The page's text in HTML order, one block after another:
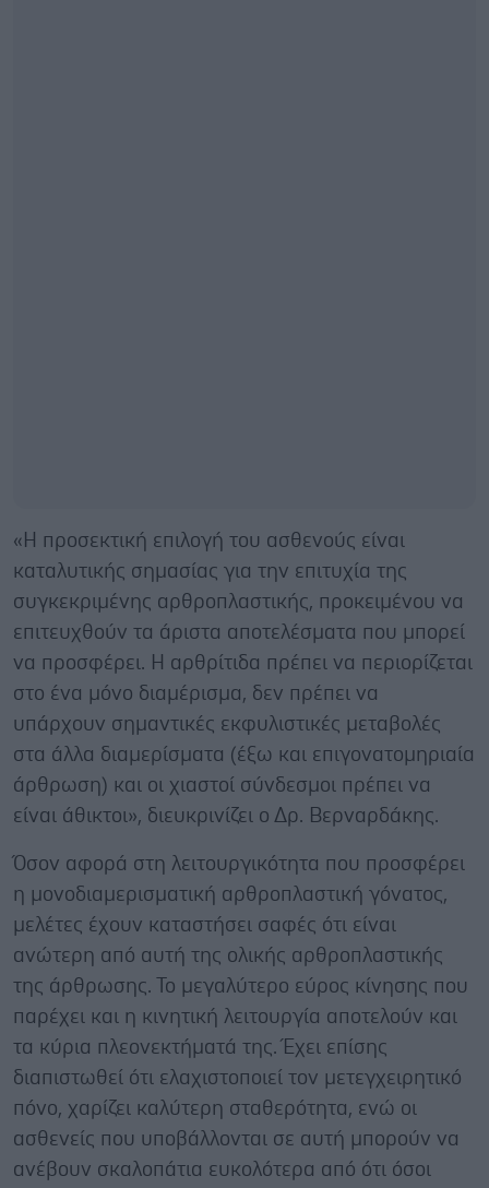
«Η προσεκτική επιλογή του ασθενούς είναι
καταλυτικής σημασίας για την επιτυχία της
συγκεκριμένης αρθροπλαστικής, προκειμένου να
επιτευχθούν τα άριστα αποτελέσματα που μπορεί
να προσφέρει. Η αρθρίτιδα πρέπει να περιορίζεται
στο ένα μόνο διαμέρισμα, δεν πρέπει να
υπάρχουν σημαντικές εκφυλιστικές μεταβολές
στα άλλα διαμερίσματα (έξω και επιγονατομηριαία
άρθρωση) και οι χιαστοί σύνδεσμοι πρέπει να
είναι άθικτοι», διευκρινίζει ο Δρ. Βερναρδάκης.
Όσον αφορά στη λειτουργικότητα που προσφέρει
η μονοδιαμερισματική αρθροπλαστική γόνατος,
μελέτες έχουν καταστήσει σαφές ότι είναι
ανώτερη από αυτή της ολικής αρθροπλαστικής
της άρθρωσης. Το μεγαλύτερο εύρος κίνησης που
παρέχει και η κινητική λειτουργία αποτελούν και
τα κύρια πλεονεκτήματά της. Έχει επίσης
διαπιστωθεί ότι ελαχιστοποιεί τον μετεγχειρητικό
πόνο, χαρίζει καλύτερη σταθερότητα, ενώ οι
ασθενείς που υποβάλλονται σε αυτή μπορούν να
ανέβουν σκαλοπάτια ευκολότερα από ότι όσοι